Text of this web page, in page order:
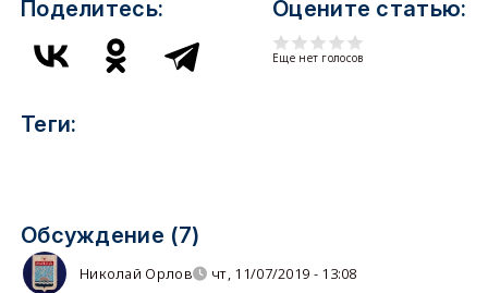
Поделитесь: Оцените статью:
Еще нет голосов
Теги:
Обсуждение (7)
Николай Орлов чт, 11/07/2019 - 13:08